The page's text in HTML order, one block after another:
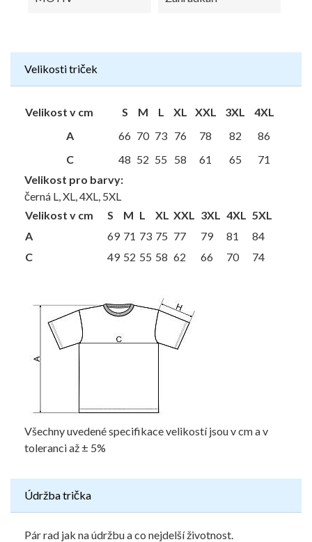
Velikosti triček
Velikost v cm S M L XL XXL 3XL
4XL
A
66 70 73 76 78 82
86
C
48 52 55 58 61 65
71
Velikost pro barvy:
černá L, XL, 4XL, 5XL
Velikost v cm
S M L XL XXL 3XL 4XL 5XL
A
69 71 73 75 77 79 81
84
C
49 52 55 58 62 66 70 74
Všechny uvedené specifikace velikostí jsou v cm a v
toleranci až ± 5%
Údržba trička
Pár rad jak na údržbu a co nejdelší životnost.